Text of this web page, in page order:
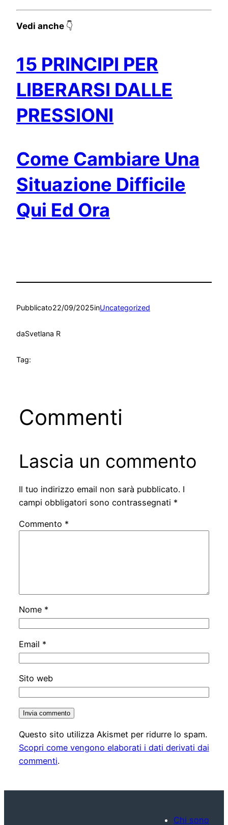
Vedi anche 👇
15 PRINCIPI PER
LIBERARSI DALLE
PRESSIONI
Come Cambiare Una
Situazione Difficile
Qui Ed Ora
Pubblicato22/09/2025inUncategorized
daSvetlana R
Tag:
Commenti
Lascia un commento
Il tuo indirizzo email non sarà pubblicato. I
campi obbligatori sono contrassegnati *
Commento *
Nome *
Email *
Sito web
Questo sito utilizza Akismet per ridurre lo spam.
Scopri come vengono elaborati i dati derivati dai
commenti.
Chi sono